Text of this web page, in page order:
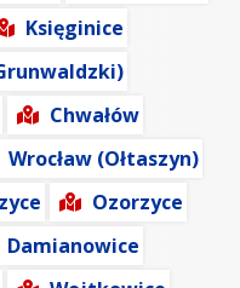
Księginice
Chwałów
Wrocław (Ołtaszyn)
Ozorzyce
Damianowice